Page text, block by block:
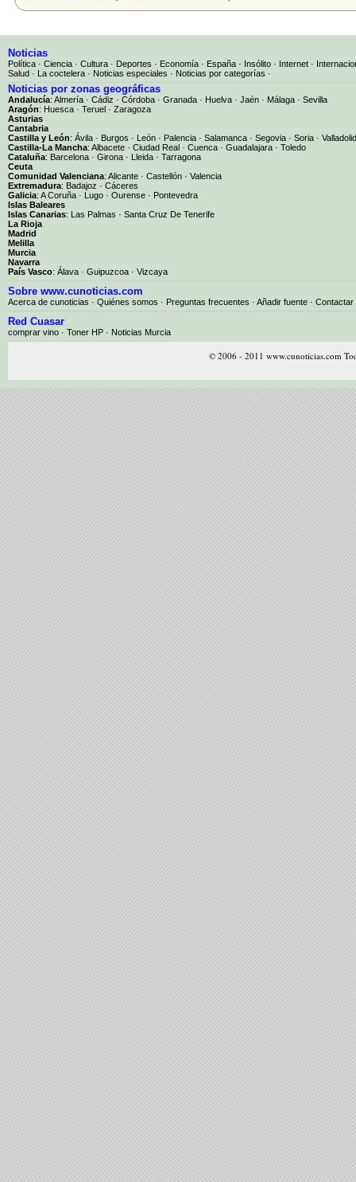
Noticias
Política · Ciencia · Cultura · Deportes · Economía · España · Insólito · Internet ·
Salud · La coctelera · Noticias especiales · Noticias por categorías ·
Noticias por zonas geográficas
Andalucía: Almería · Cádiz · Córdoba · Granada · Huelva · Jaén · Málaga · Sevilla
Aragón: Huesca · Teruel · Zaragoza
Asturias
Cantabria
Castilla y León: Ávila · Burgos · León · Palencia · Salamanca · Segovia · Soria · Valladolid
Castilla-La Mancha: Albacete · Ciudad Real · Cuenca · Guadalajara · Toledo
Cataluña: Barcelona · Girona · Lleida · Tarragona
Ceuta
Comunidad Valenciana: Alicante · Castellón · Valencia
Extremadura: Badajoz · Cáceres
Galicia: A Coruña · Lugo · Ourense · Pontevedra
Islas Baleares
Islas Canarias: Las Palmas · Santa Cruz De Tenerife
La Rioja
Madrid
Melilla
Murcia
Navarra
País Vasco: Álava · Guipuzcoa · Vizcaya
Sobre www.cunoticias.com
Acerca de cunoticias · Quiénes somos · Preguntas frecuentes · Añadir fuente · Contactar
Red Cuasar
comprar vino · Toner HP · Noticias Murcia
© 2006 - 2011 www.cunoticias.com